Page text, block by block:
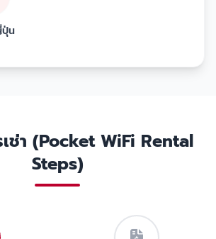
น
ช่า (Pocket WiFi Rental
Steps)